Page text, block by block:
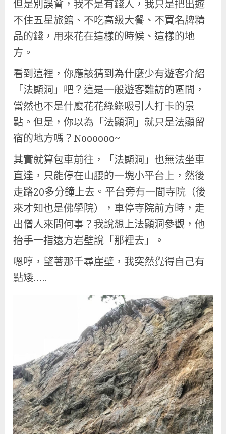
但是別誤會，我不是有錢人，我只是把出遊
不住五星旅館、不吃高級大餐、不買名牌精
品的錢，用來花在這樣的時候、這樣的地
方。
看到這裡，你應該猜到為什麼少有遊客介紹
「法顯洞」吧？這是一般遊客難訪的區間，
當然也不是什麼花花綠綠吸引人打卡的景
點。但是，你以為「法顯洞」就只是法顯留
宿的地方嗎？Noooooo~
其實就算包車前往，「法顯洞」也無法坐車
直達，只能停在山腰的一塊小平台上，然後
走路20多分鐘上去。平台旁有一間寺院（後
來才知也是佛學院），車停寺院前方時，走
出僧人來問何事？我說想上法顯洞參觀，他
抬手一指遠方岩壁說「那裡去」。
嗯哼，望著那千尋崖壁，我突然覺得自己有
點矮…..